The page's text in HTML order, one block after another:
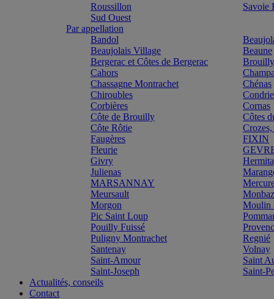
Roussillon
Savoie
Sud Ouest
Par appellation
Bandol
Beaujolais Village
Beaune
Bergerac et Côtes de Bergerac
Brouilly
Cahors
Chassagne Montrachet
Chénas
Chiroubles
Corbières
Cornas
Côte de Brouilly
Côtes
Côte Rôtie
Faugères
FIXIN
Fleurie
Givry
Julienas
MARSANNAY
Meursault
Morgon
Moulin
Pic Saint Loup
Pouilly Fuissé
Puligny Montrachet
Regnié
Santenay
Volnay
Saint-Amour
Saint
Saint-Joseph
Saint-
Actualités, conseils
Contact